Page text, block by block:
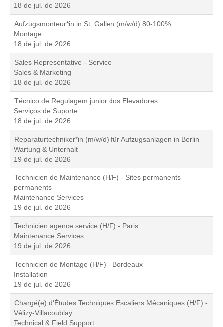
18 de jul. de 2026
Aufzugsmonteur*in in St. Gallen (m/w/d) 80-100%
Montage
18 de jul. de 2026
Sales Representative - Service
Sales & Marketing
18 de jul. de 2026
Técnico de Regulagem junior dos Elevadores
Serviços de Suporte
18 de jul. de 2026
Reparaturtechniker*in (m/w/d) für Aufzugsanlagen in Berlin
Wartung & Unterhalt
19 de jul. de 2026
Technicien de Maintenance (H/F) - Sites permanents
permanents
Maintenance Services
19 de jul. de 2026
Technicien agence service (H/F) - Paris
Maintenance Services
19 de jul. de 2026
Technicien de Montage (H/F) - Bordeaux
Installation
19 de jul. de 2026
Chargé(e) d'Études Techniques Escaliers Mécaniques (H/F) -
Vélizy-Villacoublay
Technical & Field Support